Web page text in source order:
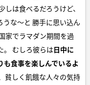
は食べるだろうけど、
な～と 勝手に思い込ん
家でラマダン期間を過
。 むしろ彼らは日中に
食事を楽しんでいるよ
貧しく飢餓な人々の気持